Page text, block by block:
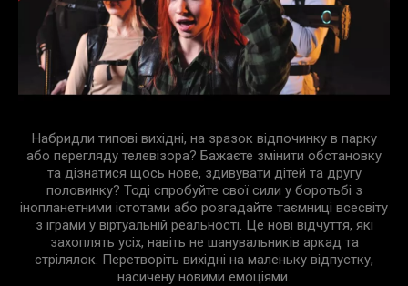
Набридли типові вихідні, на зразок відпочинку в парку
або перегляду телевізора? Бажаєте змінити обстановку
та дізнатися щось нове, здивувати дітей та другу
половинку? Тоді спробуйте свої сили у боротьбі з
інопланетними істотами або розгадайте таємниці всесвіту
з іграми у віртуальній реальності. Це нові відчуття, які
захоплять усіх, навіть не шанувальників аркад та
стрілялок. Перетворіть вихідні на маленьку відпустку,
насичену новими емоціями.